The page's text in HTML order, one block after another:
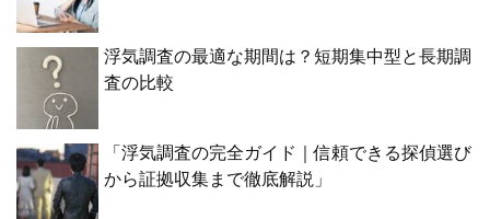
浮気調査の最適な期間は？短期集中型と長期調
査の比較
「浮気調査の完全ガイド｜信頼できる探偵選び
から証拠収集まで徹底解説」